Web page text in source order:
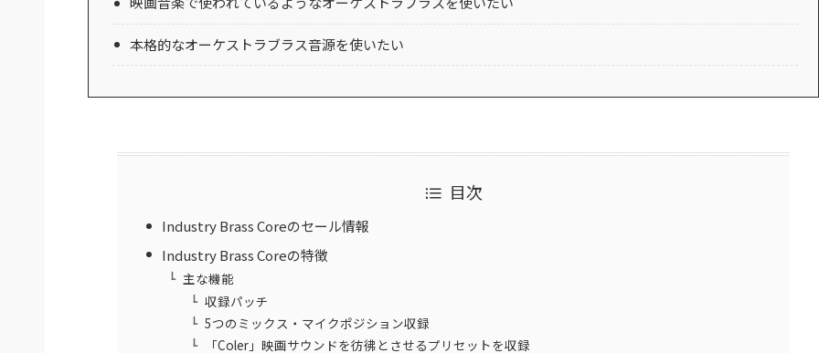
本格的なオーケストラブラス音源を使いたい
目次
Industry Brass Coreのセール情報
Industry Brass Coreの特徴
主な機能
収録パッチ
5つのミックス・マイクポジション収録
「Coler」映画サウンドを彷彿とさせるプリセットを収録